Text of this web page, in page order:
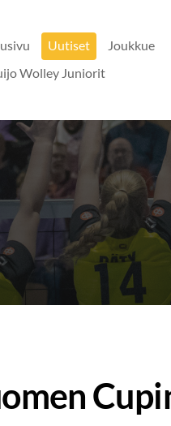
Uutiset Joukkue
Wolley Juniorit